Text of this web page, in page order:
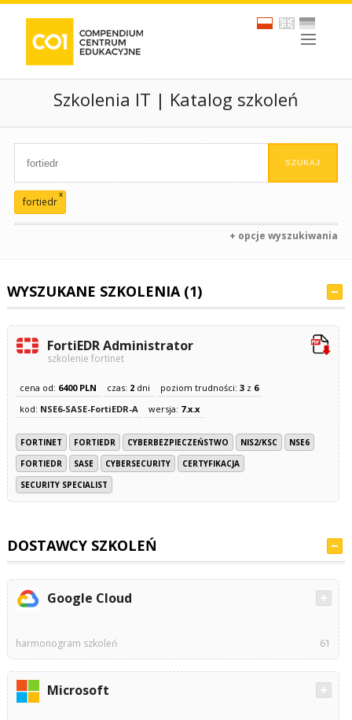
Szkolenia IT | Katalog szkoleń
fortiedr
x
+ opcje wyszukiwania
WYSZUKANE SZKOLENIA (1)
FortiEDR Administrator
szkolenie fortinet
cena od: 6400 PLN czas: 2dni poziom trudności: 3z 6
kod: NSE6-SASE-FortiEDR-A wersja: 7.x.x
FORTINET FORTIEDR CYBERBEZPIECZEŃSTWO NIS2/KSC
NSE6
FORTIEDR
SASE CYBERSECURITY
CERTYFIKACJA
SECURITY SPECIALIST
DOSTAWCY SZKOLEŃ
Google Cloud
harmonogram szkoleń 61
Microsoft